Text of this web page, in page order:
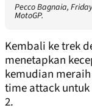
Pecco Bagnaia,
MotoGP.
Kembali ke trek
menetapkan
kemudian
time attack
2.